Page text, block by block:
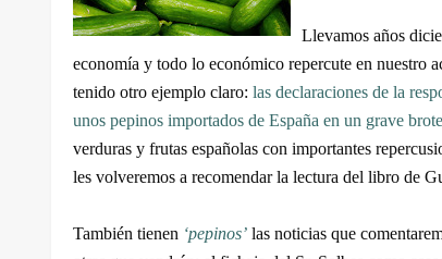
Llevamos años
economía y todo lo económico repercute en nuestro
tenido otro ejemplo claro: las declaraciones de la
unos pepinos importados de España en un grave
verduras y frutas españolas con importantes
les volveremos a recomendar la lectura del libro de
También tienen ‘pepinos’ las noticias que